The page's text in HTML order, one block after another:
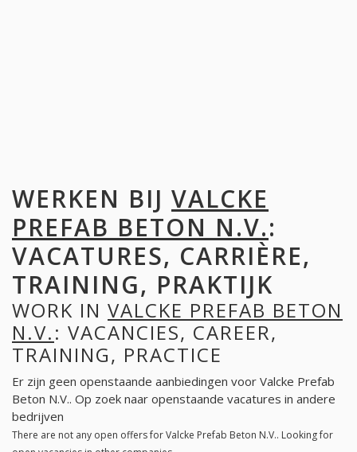
WERKEN BIJ VALCKE
PREFAB BETON N.V.:
VACATURES, CARRIÈRE,
TRAINING, PRAKTIJK
WORK IN VALCKE PREFAB BETON
N.V.: VACANCIES, CAREER,
TRAINING, PRACTICE
Er zijn geen openstaande aanbiedingen voor Valcke Prefab
Beton N.V.. Op zoek naar openstaande vacatures in andere
bedrijven
There are not any open offers for Valcke Prefab Beton N.V.. Looking for